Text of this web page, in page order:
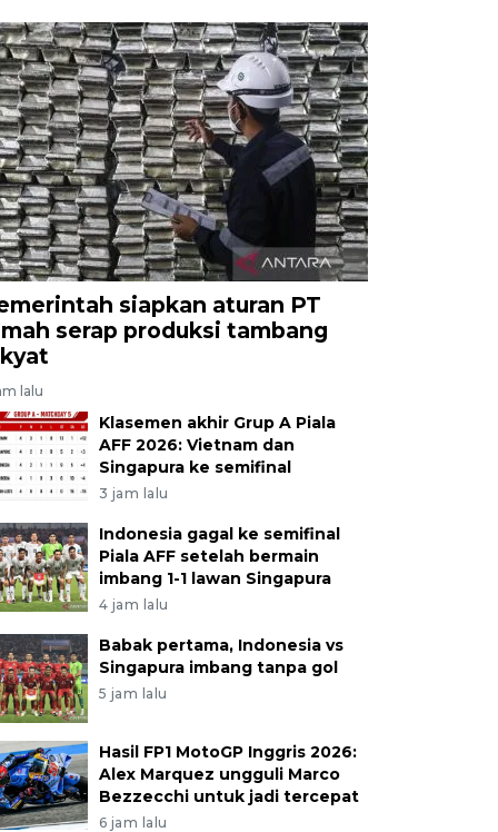
siapkan aturan PT
serap produksi tambang
lalu
Klasemen akhir Grup A Piala
AFF 2026: Vietnam dan
Singapura ke semifinal
3 jam lalu
Indonesia gagal ke semifinal
Piala AFF setelah bermain
imbang 1-1 lawan Singapura
4 jam lalu
Babak pertama, Indonesia vs
Singapura imbang tanpa gol
5 jam lalu
Hasil FP1 MotoGP Inggris 2026:
Alex Marquez ungguli Marco
Bezzecchi untuk jadi tercepat
6 jam lalu